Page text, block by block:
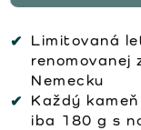
Limitovaná
renomovanej
Nemecku
Každý
iba 180 g s